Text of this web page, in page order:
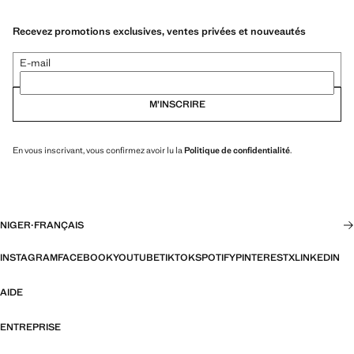
Recevez promotions exclusives, ventes privées et nouveautés
E-mail
M’INSCRIRE
En vous inscrivant, vous confirmez avoir lu la Politique de confidentialité.
NIGER·FRANÇAIS
INSTAGRAMFACEBOOKYOUTUBETIKTOKSPOTIFYPINTERESTXLINKEDIN
AIDE
ENTREPRISE